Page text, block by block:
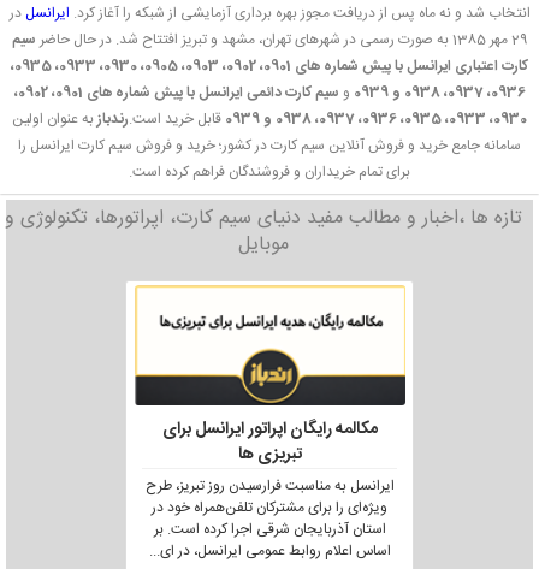
انتخاب شد و نه ماه پس از دریافت مجوز بهره برداری آزمایشی از شبکه را آغاز کرد. ایرانسل در
29 مهر 1385 به صورت رسمی در شهرهای تهران، مشهد و تبریز افتتاح شد. در حال حاضر
سیم
کارت اعتباری ایرانسل با پیش شماره های 0901، 0902، 0903، 0905، 0930، 0933، 0935،
0936، 0937، 0938 و 0939
و
سیم کارت دائمی ایرانسل با پیش شماره های 0901، 0902،
0930، 0933، 0935، 0936، 0937، 0938 و 0939
قابل خرید است.رندبازبه عنوان اولین
سامانه جامع خرید و فروش آنلاین سیم کارت در کشور؛ خرید و فروش سیم کارت ایرانسل را
برای تمام خریداران و فروشندگان فراهم کرده است.
تازه ها ،اخبار و مطالب مفید دنیای سیم کارت، اپراتورها، تکنولوژی و
موبایل
مکالمه رایگان اپراتور ایرانسل برای
تبریزی ها
ایرانسل به مناسبت فرارسیدن روز تبریز، طرح
ویژه‌ای را برای مشترکان تلفن‌همراه خود در
استان آذربایجان شرقی اجرا کرده است. بر
اساس اعلام روابط عمومی ایرانسل، در ای...